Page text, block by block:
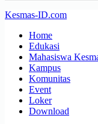
Kesmas-ID.com
Home
Edukasi
Mahasiswa
Kampus
Komunitas
Event
Loker
Download